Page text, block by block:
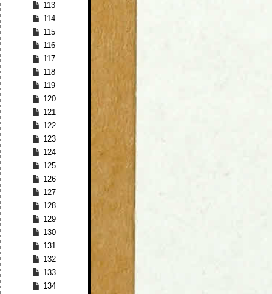
113
114
115
116
117
118
119
120
121
122
123
124
125
126
127
128
129
130
131
132
133
134